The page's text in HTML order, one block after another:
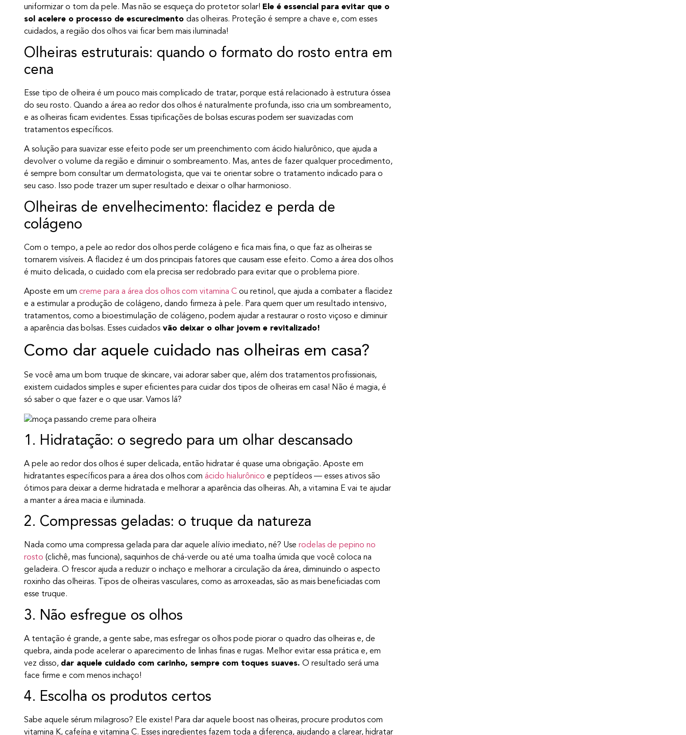
uniformizar o tom da pele. Mas não se esqueça do protetor solar! Ele é essencial para evitar que o
sol acelere o processo de escurecimento das olheiras. Proteção é sempre a chave e, com esses
cuidados, a região dos olhos vai ficar bem mais iluminada!
Olheiras estruturais: quando o formato do rosto entra em
cena
Esse tipo de olheira é um pouco mais complicado de tratar, porque está relacionado à estrutura óssea
do seu rosto. Quando a área ao redor dos olhos é naturalmente profunda, isso cria um sombreamento,
e as olheiras ficam evidentes. Essas tipificações de bolsas escuras podem ser suavizadas com
tratamentos específicos.
A solução para suavizar esse efeito pode ser um preenchimento com ácido hialurônico, que ajuda a
devolver o volume da região e diminuir o sombreamento. Mas, antes de fazer qualquer procedimento,
é sempre bom consultar um dermatologista, que vai te orientar sobre o tratamento indicado para o
seu caso. Isso pode trazer um super resultado e deixar o olhar harmonioso.
Olheiras de envelhecimento: flacidez e perda de
colágeno
Com o tempo, a pele ao redor dos olhos perde colágeno e fica mais fina, o que faz as olheiras se
tornarem visíveis. A flacidez é um dos principais fatores que causam esse efeito. Como a área dos olhos
é muito delicada, o cuidado com ela precisa ser redobrado para evitar que o problema piore.
Aposte em um creme para a área dos olhos com vitamina C ou retinol, que ajuda a combater a flacidez
e a estimular a produção de colágeno, dando firmeza à pele. Para quem quer um resultado intensivo,
tratamentos, como a bioestimulação de colágeno, podem ajudar a restaurar o rosto viçoso e diminuir
a aparência das bolsas. Esses cuidados vão deixar o olhar jovem e revitalizado!
Como dar aquele cuidado nas olheiras em casa?
Se você ama um bom truque de skincare, vai adorar saber que, além dos tratamentos profissionais,
existem cuidados simples e super eficientes para cuidar dos tipos de olheiras em casa! Não é magia, é
só saber o que fazer e o que usar. Vamos lá?
1. Hidratação: o segredo para um olhar descansado
A pele ao redor dos olhos é super delicada, então hidratar é quase uma obrigação. Aposte em
hidratantes específicos para a área dos olhos com ácido hialurônico e peptídeos — esses ativos são
ótimos para deixar a derme hidratada e melhorar a aparência das olheiras. Ah, a vitamina E vai te ajudar
a manter a área macia e iluminada.
2. Compressas geladas: o truque da natureza
Nada como uma compressa gelada para dar aquele alívio imediato, né? Use rodelas de pepino no
rosto (clichê, mas funciona), saquinhos de chá-verde ou até uma toalha úmida que você coloca na
geladeira. O frescor ajuda a reduzir o inchaço e melhorar a circulação da área, diminuindo o aspecto
roxinho das olheiras. Tipos de olheiras vasculares, como as arroxeadas, são as mais beneficiadas com
esse truque.
3. Não esfregue os olhos
A tentação é grande, a gente sabe, mas esfregar os olhos pode piorar o quadro das olheiras e, de
quebra, ainda pode acelerar o aparecimento de linhas finas e rugas. Melhor evitar essa prática e, em
vez disso, dar aquele cuidado com carinho, sempre com toques suaves. O resultado será uma
face firme e com menos inchaço!
4. Escolha os produtos certos
Sabe aquele sérum milagroso? Ele existe! Para dar aquele boost nas olheiras, procure produtos com
vitamina K, cafeína e vitamina C. Esses ingredientes fazem toda a diferença, ajudando a clarear, hidratar